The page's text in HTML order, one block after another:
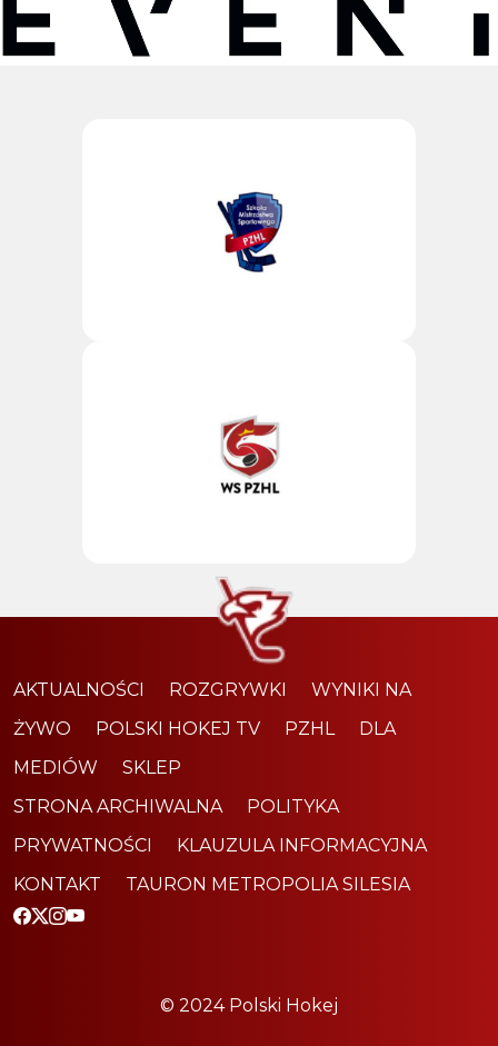
AKTUALNOŚCI ROZGRYWKI
WYNIKI NA
ŻYWO
POLSKI HOKEJ TV PZHL
DLA
MEDIÓW
SKLEP
STRONA ARCHIWALNA
POLITYKA
PRYWATNOŚCI
KLAUZULA INFORMACYJNA
KONTAKT
TAURON METROPOLIA SILESIA
© 2024 Polski Hokej